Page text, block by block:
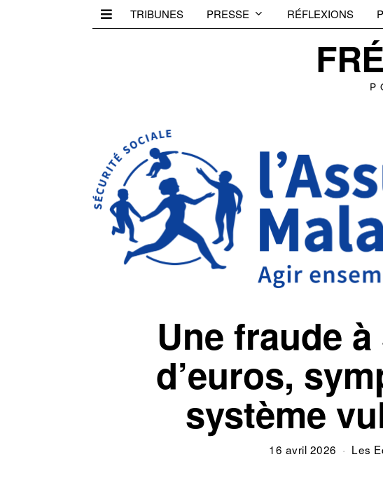
TRIBUNES PRESSE RÉFLEXIONS
Une fraude
d’euros,
système
16 avril 2026 Les